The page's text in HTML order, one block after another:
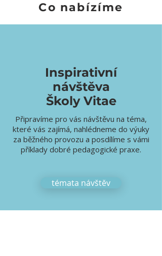
Co nabízíme
Inspirativní
návštěva
Školy Vitae
Připravíme pro vás návštěvu na téma,
které vás zajímá, nahlédneme do výuky
za běžného provozu a posdílíme s vámi
příklady dobré pedagogické praxe.
témata návštěv